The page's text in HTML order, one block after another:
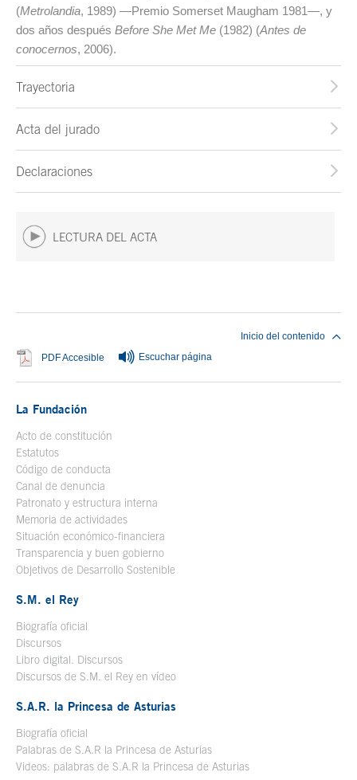
(Metrolandia, 1989) —Premio Somerset Maugham 1981—, y
dos años después Before She Met Me (1982) (Antes de
conocernos, 2006).
Trayectoria
Acta del jurado
Declaraciones
LECTURA DEL ACTA
PDF Accesible Se abre en ventana nueva
Escuchar página
Inicio del contenido
La Fundación
Acto de constitución
Estatutos
Código de conducta
Canal de denuncia
Patronato y estructura interna
Memoria de actividades
Situación económico-financiera
Transparencia y buen gobierno
Objetivos de Desarrollo Sostenible
S.M. el Rey
Biografía oficial
Discursos
Libro digital. Discursos
Discursos de S.M. el Rey en vídeo
S.A.R. la Princesa de Asturias
Biografía oficial
Palabras de S.A.R la Princesa de Asturias
Videos: palabras de S.A.R la Princesa de Asturias